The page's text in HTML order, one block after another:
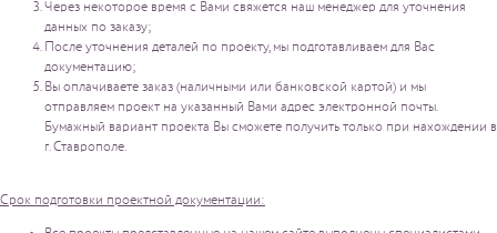
Через некоторое время с Вами свяжется наш менеджер для уточнения
данных по заказу;
После уточнения деталей по проекту, мы подготавливаем для Вас
документацию;
Вы оплачиваете заказ (наличными или банковской картой) и мы
отправляем проект на указанный Вами адрес электронной почты.
Бумажный вариант проекта Вы сможете получить только при нахождении в
г. Ставрополе.
Срок подготовки проектной документации: